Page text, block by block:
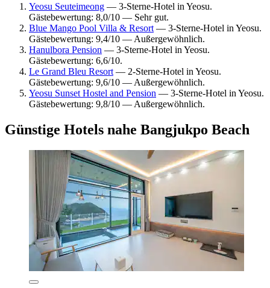
Yeosu Seuteimeong — 3-Sterne-Hotel in Yeosu.
Gästebewertung: 8,0/10 — Sehr gut.
Blue Mango Pool Villa & Resort — 3-Sterne-Hotel in Yeosu.
Gästebewertung: 9,4/10 — Außergewöhnlich.
Hanulbora Pension — 3-Sterne-Hotel in Yeosu.
Gästebewertung: 6,6/10.
Le Grand Bleu Resort — 2-Sterne-Hotel in Yeosu.
Gästebewertung: 9,6/10 — Außergewöhnlich.
Yeosu Sunset Hostel and Pension — 3-Sterne-Hotel in Yeosu.
Gästebewertung: 9,8/10 — Außergewöhnlich.
Günstige Hotels nahe Bangjukpo Beach